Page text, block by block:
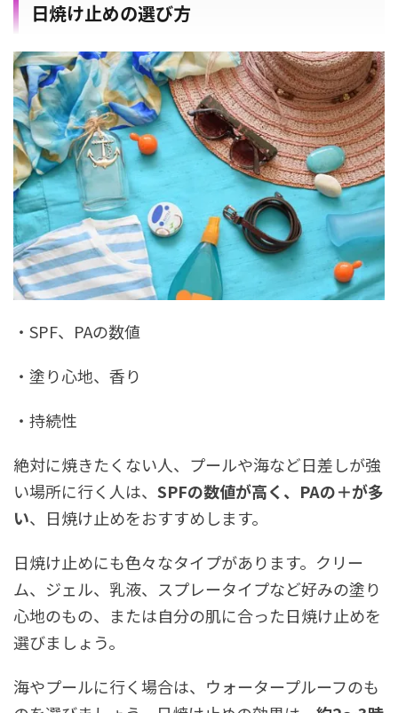
日焼け止めの選び方
・SPF、PAの数値
・塗り心地、香り
・持続性
絶対に焼きたくない人、プールや海など日差しが強
い場所に行く人は、 SPFの数値が高く、PAの＋が多
い、日焼け止めをおすすめします。
日焼け止めにも色々なタイプがあります。クリー
ム、ジェル、乳液、スプレータイプなど好みの塗り
心地のもの、または自分の肌に合った日焼け止めを
選びましょう。
海やプールに行く場合は、ウォータープルーフのも